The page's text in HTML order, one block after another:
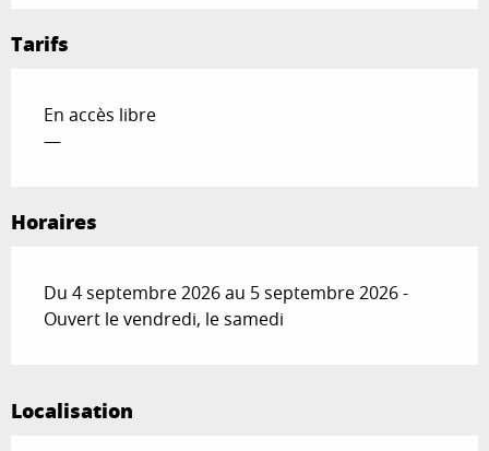
Tarifs
En accès libre
—
Horaires
Du 4 septembre 2026 au 5 septembre 2026 -
Ouvert le vendredi, le samedi
Localisation